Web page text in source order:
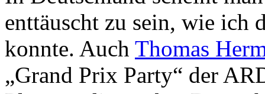
enttäuscht zu sein, wie ich
konnte. Auch Thomas
„Grand Prix Party“ der